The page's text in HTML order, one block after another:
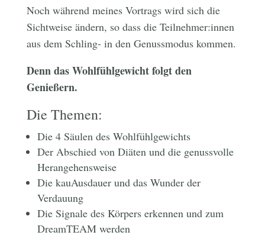
Noch während meines Vortrags wird sich die
Sichtweise ändern, so dass die Teilnehmer:innen
aus dem Schling- in den Genussmodus kommen.
Denn das Wohlfühlgewicht folgt den
Genießern.
Die Themen:
Die 4 Säulen des Wohlfühlgewichts
Der Abschied von Diäten und die genussvolle
Herangehensweise
Die kauAusdauer und das Wunder der
Verdauung
Die Signale des Körpers erkennen und zum
DreamTEAM werden